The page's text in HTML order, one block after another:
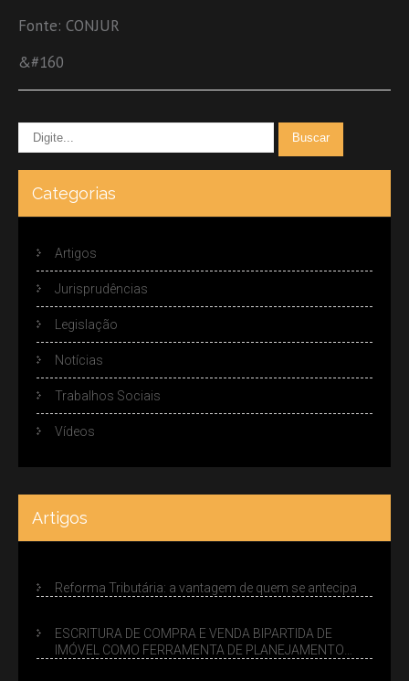
Fonte: CONJUR
&#160
Categorias
Artigos
Jurisprudências
Legislação
Notícias
Trabalhos Sociais
Vídeos
Artigos
Reforma Tributária: a vantagem de quem se antecipa
ESCRITURA DE COMPRA E VENDA BIPARTIDA DE
IMÓVEL COMO FERRAMENTA DE PLANEJAMENTO